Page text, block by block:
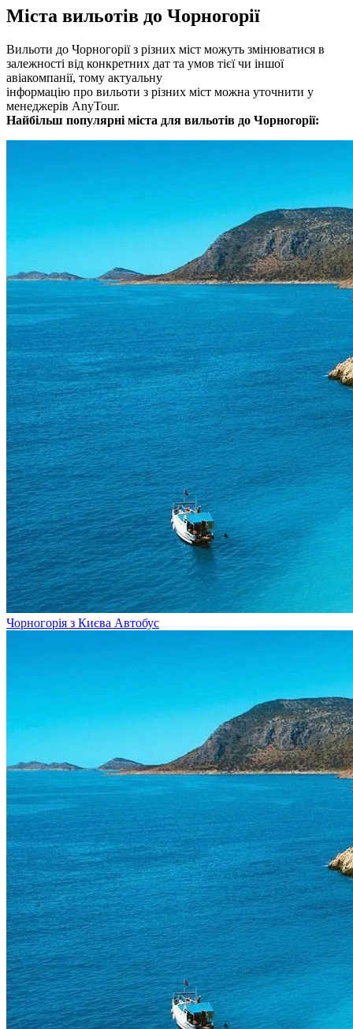
Міста вильотів до Чорногорії
Вильоти до Чорногорії з різних міст можуть змінюватися в
залежності від конкретних дат та умов тієї чи іншої
авіакомпанії, тому актуальну
інформацію про вильоти з різних міст можна уточнити у
менеджерів AnyTour.
Найбільш популярні міста для вильотів до Чорногорії:
Чорногорія з Києва Автобус